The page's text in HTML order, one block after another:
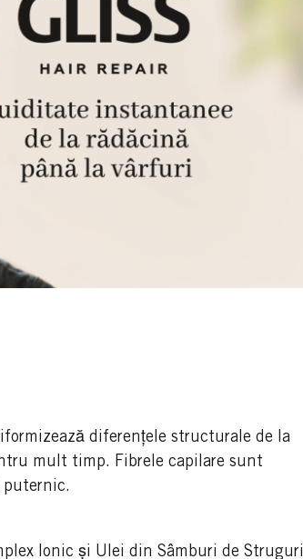
diferențele structurale de la
mult timp. Fibrele capilare sunt
puternic.
Ionic și Ulei din Sâmburi de Struguri